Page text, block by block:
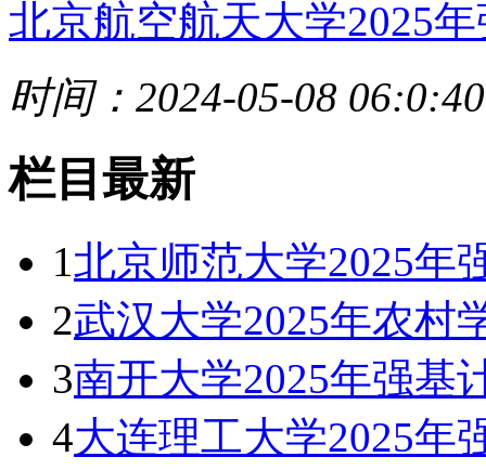
北京航空航天大学2025
时间：2024-05-08 06:0:40
栏目最新
1北京师范大学2025年
2武汉大学2025年农村
3南开大学2025年强基
4大连理工大学2025年